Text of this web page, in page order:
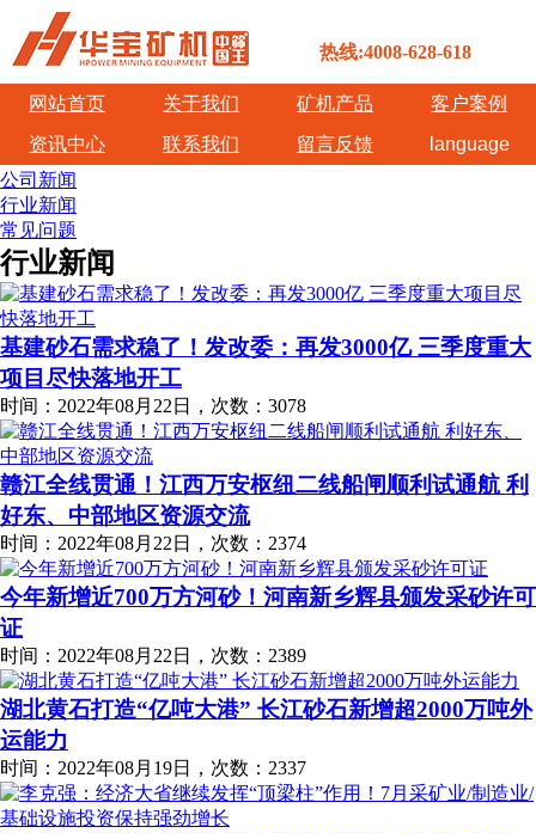
热线:4008-628-618
网站首页 关于我们 矿机产品
客户案例
资讯中心
联系我们 留言反馈
language
公司新闻
行业新闻
常见问题
行业新闻
基建砂石需求稳了！发改委：再发3000亿 三季度重大
项目尽快落地开工
时间：2022年08月22日，次数：3078
赣江全线贯通！江西万安枢纽二线船闸顺利试通航 利
好东、中部地区资源交流
时间：2022年08月22日，次数：2374
今年新增近700万方河砂！河南新乡辉县颁发采砂许可
证
时间：2022年08月22日，次数：2389
湖北黄石打造“亿吨大港” 长江砂石新增超2000万吨外
运能力
时间：2022年08月19日，次数：2337